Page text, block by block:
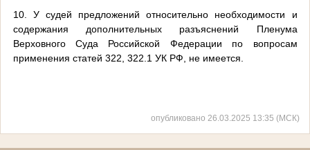
10. У судей предложений относительно необходимости и
содержания дополнительных разъяснений Пленума
Верховного Суда Российской Федерации по вопросам
применения статей 322, 322.1 УК РФ, не имеется.
опубликовано 26.03.2025 13:35 (МСК)